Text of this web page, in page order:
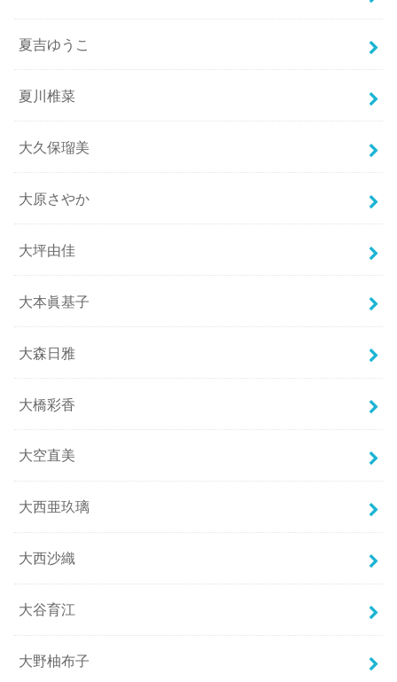
夏吉ゆうこ
夏川椎菜
大久保瑠美
大原さやか
大坪由佳
大本眞基子
大森日雅
大橋彩香
大空直美
大西亜玖璃
大西沙織
大谷育江
大野柚布子